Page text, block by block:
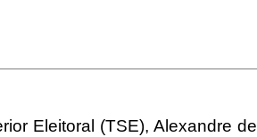
Eleitoral (TSE),Alexandre